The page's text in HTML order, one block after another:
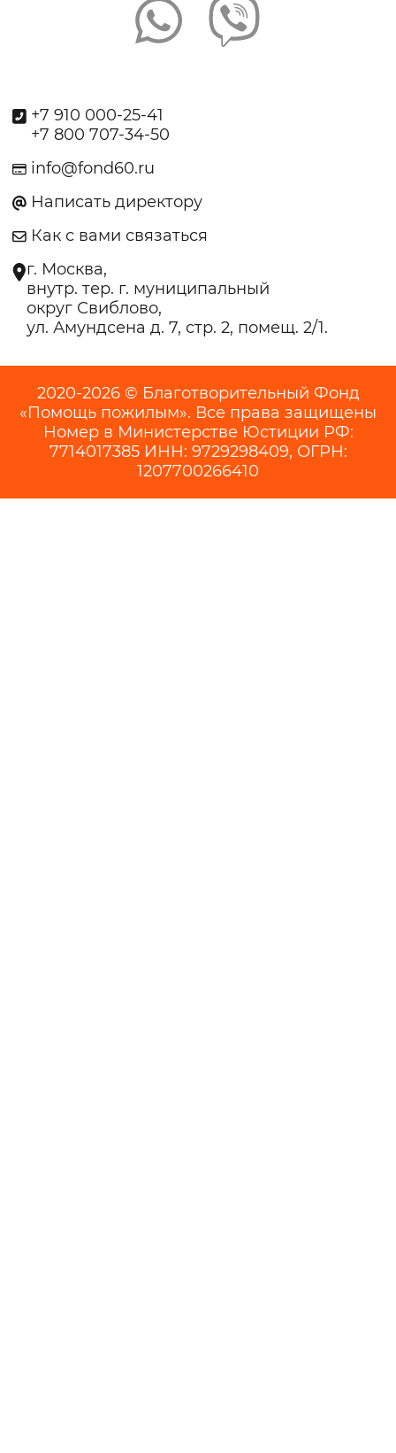
+7 910 000-25-41
+7 800 707-34-50
info@fond60.ru
Написать директору
Как с вами связаться
г. Москва,
внутр. тер. г. муниципальный
округ Свиблово,
ул. Амундсена д. 7, стр. 2, помещ. 2/1.
2020-2026 © Благотворительный Фонд
«Помощь пожилым». Все права защищены
Номер в Министерстве Юстиции РФ:
7714017385 ИНН: 9729298409, ОГРН:
1207700266410